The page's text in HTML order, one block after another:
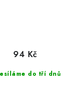
do tří dnů
94 Kč